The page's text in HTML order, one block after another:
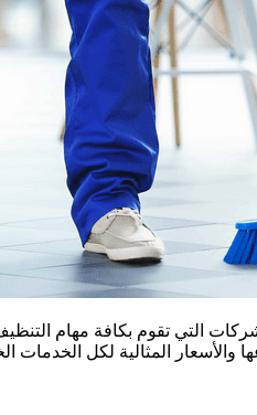
التي تقوم بكافة مهام
والأسعار المثالية لكل